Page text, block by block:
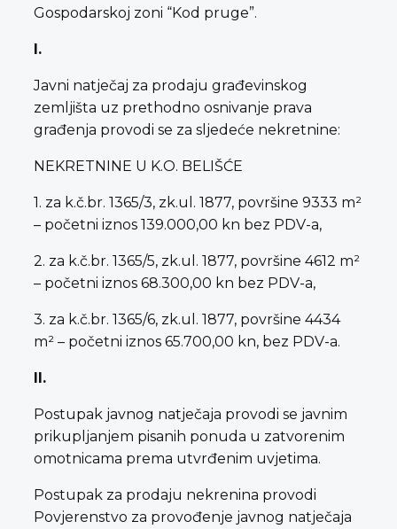
Gospodarskoj zoni “Kod pruge”.
I.
Javni natječaj za prodaju građevinskog
zemljišta uz prethodno osnivanje prava
građenja provodi se za sljedeće nekretnine:
NEKRETNINE U K.O. BELIŠĆE
1. za k.č.br. 1365/3, zk.ul. 1877, površine 9333 m²
– početni iznos 139.000,00 kn bez PDV-a,
2. za k.č.br. 1365/5, zk.ul. 1877, površine 4612 m²
– početni iznos 68.300,00 kn bez PDV-a,
3. za k.č.br. 1365/6, zk.ul. 1877, površine 4434
m² – početni iznos 65.700,00 kn, bez PDV-a.
II.
Postupak javnog natječaja provodi se javnim
prikupljanjem pisanih ponuda u zatvorenim
omotnicama prema utvrđenim uvjetima.
Postupak za prodaju nekrenina provodi
Povjerenstvo za provođenje javnog natječaja